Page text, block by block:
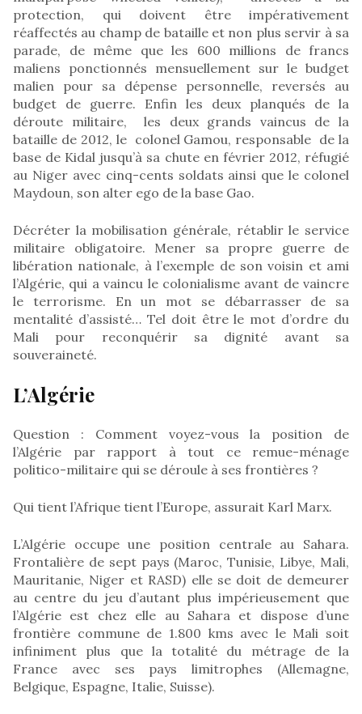
protection, qui doivent être impérativement
réaffectés au champ de bataille et non plus servir à sa
parade, de même que les 600 millions de francs
maliens ponctionnés mensuellement sur le budget
malien pour sa dépense personnelle, reversés au
budget de guerre. Enfin les deux planqués de la
déroute militaire, les deux grands vaincus de la
bataille de 2012, le colonel Gamou, responsable de la
base de Kidal jusqu’à sa chute en février 2012, réfugié
au Niger avec cinq-cents soldats ainsi que le colonel
Maydoun, son alter ego de la base Gao.
Décréter la mobilisation générale, rétablir le service
militaire obligatoire. Mener sa propre guerre de
libération nationale, à l’exemple de son voisin et ami
l’Algérie, qui a vaincu le colonialisme avant de vaincre
le terrorisme. En un mot se débarrasser de sa
mentalité d’assisté… Tel doit être le mot d’ordre du
Mali pour reconquérir sa dignité avant sa
souveraineté.
L’Algérie
Question : Comment voyez-vous la position de
l’Algérie par rapport à tout ce remue-ménage
politico-militaire qui se déroule à ses frontières ?
Qui tient l’Afrique tient l’Europe, assurait Karl Marx.
L’Algérie occupe une position centrale au Sahara.
Frontalière de sept pays (Maroc, Tunisie, Libye, Mali,
Mauritanie, Niger et RASD) elle se doit de demeurer
au centre du jeu d’autant plus impérieusement que
l’Algérie est chez elle au Sahara et dispose d’une
frontière commune de 1.800 kms avec le Mali soit
infiniment plus que la totalité du métrage de la
France avec ses pays limitrophes (Allemagne,
Belgique, Espagne, Italie, Suisse).